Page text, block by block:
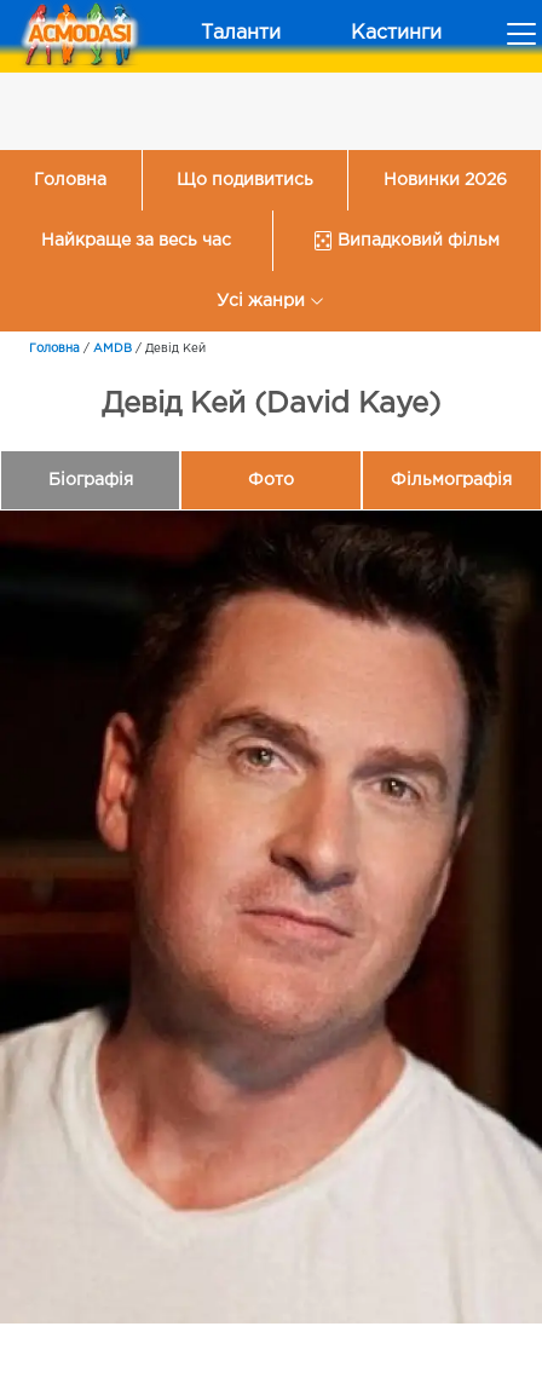
Таланти Кастинги
Головна Що подивитись Новинки 2026
Найкраще за весь час Випадковий фільм
Усі жанри
Головна / AMDB / Девід Кей
Девід Кей (David Kaye)
Біографія Фото Фільмографія